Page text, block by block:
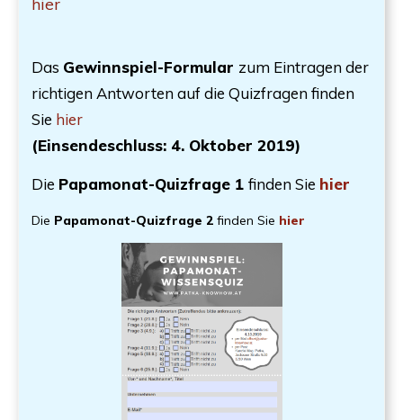
Das Gewinn­spiel-For­mu­lar zum Ein­tra­gen der
rich­ti­gen Ant­wor­ten auf die Quiz­fra­gen fin­den
Sie hier
(Ein­sen­de­schluss: 4. Okto­ber 2019)
Die Papa­mo­nat-Quiz­fra­ge 1 fin­den Sie hier
Die Papa­mo­nat-Quiz­fra­ge 2 fin­den Sie hier